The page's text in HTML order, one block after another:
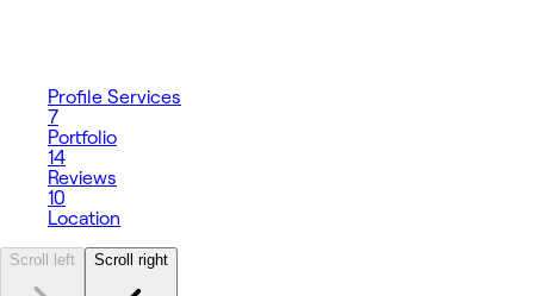
Profile Services
7
Portfolio
14
Reviews
10
Location
Scroll left Scroll right